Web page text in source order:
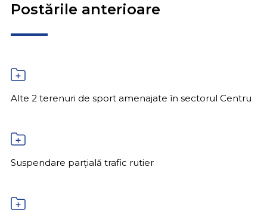
Postările anterioare
Alte 2 terenuri de sport amenajate în sectorul Centru
Suspendare parțială trafic rutier